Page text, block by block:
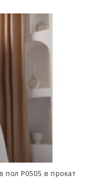
пол P0505 в прокат